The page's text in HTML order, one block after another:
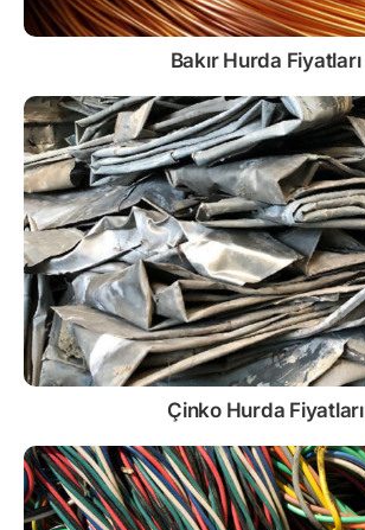
Bakır Hurda Fiyatları
Çinko Hurda Fiyatları